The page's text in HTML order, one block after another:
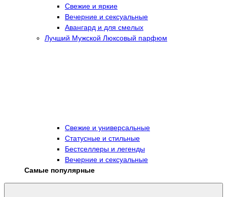
Свежие и яркие
Вечерние и сексуальные
Авангард и для смелых
Лучший Мужской Люксовый парфюм
Свежие и универсальные
Статусные и стильные
Бестселлеры и легенды
Вечерние и сексуальные
Самые популярные